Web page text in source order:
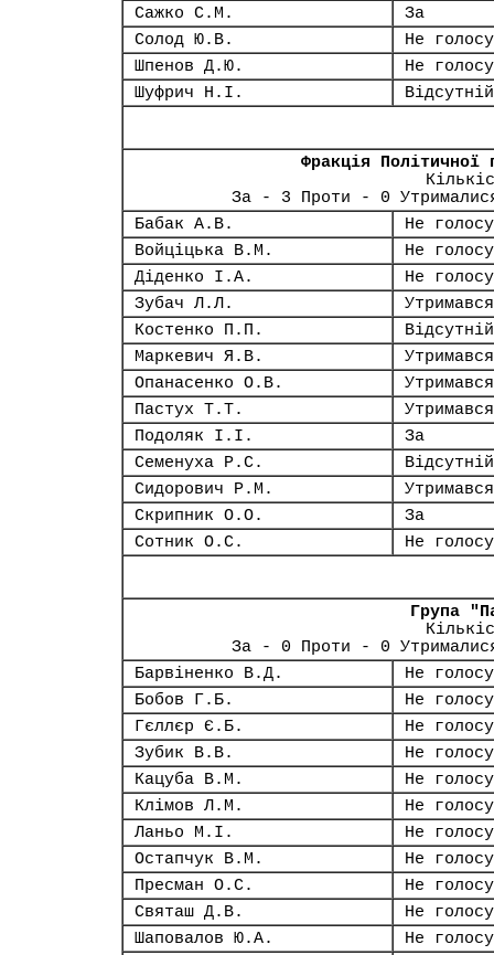
Сажко С.М.
За
Солод Ю.В.
Не
Шпенов Д.Ю.
Не
Шуфрич Н.І.
Відсутній
Фракція Політичної
За - 3 Проти - 0
Бабак А.В.
Не
Войціцька В.М.
Не
Діденко І.А.
Не
Зубач Л.Л.
Утримався
Костенко П.П.
Відсутній
Маркевич Я.В.
Утримався
Опанасенко О.В.
Утримався
Пастух Т.Т.
Утримався
Подоляк І.І.
За
Семенуха Р.С.
Відсутній
Сидорович Р.М.
Утримався
Скрипник О.О.
За
Сотник О.С.
Не
Група
За - 0 Проти - 0
Барвіненко В.Д.
Не
Бобов Г.Б.
Не
Гєллєр Є.Б.
Не
Зубик В.В.
Не
Кацуба В.М.
Не
Клімов Л.М.
Не
Ланьо М.І.
Не
Остапчук В.М.
Не
Пресман О.С.
Не
Святаш Д.В.
Не
Шаповалов Ю.А.
Не